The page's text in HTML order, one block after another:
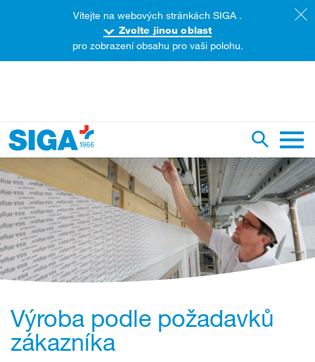
na této webové stránce
Výroba podle požadavků
zákazníka
Vítejte na webových stránkách SIGA .
Zvolte jinou oblast
pro zobrazení obsahu pro vaši polohu.